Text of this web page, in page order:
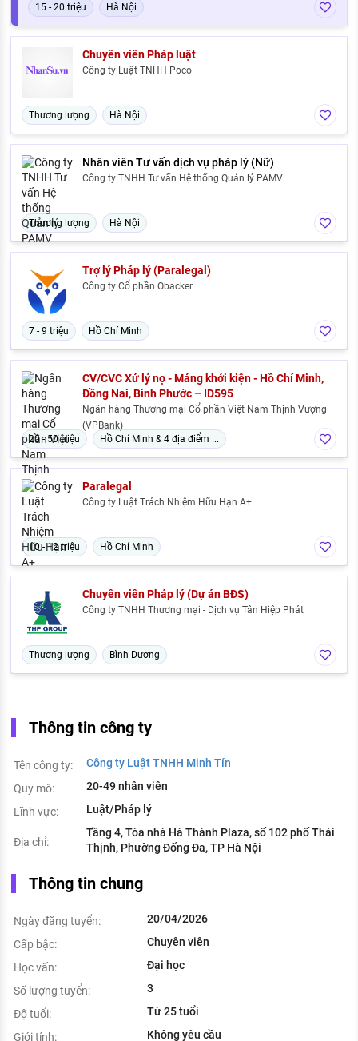
15 - 20 triệu Hà Nội
Chuyên viên Pháp luật
Công ty Luật TNHH Poco
Thương lượng Hà Nội
Nhân viên Tư vấn dịch vụ pháp lý (Nữ)
Công ty TNHH Tư vấn Hệ thống Quản lý PAMV
Thương lượng Hà Nội
Trợ lý Pháp lý (Paralegal)
Công ty Cổ phần Obacker
7 - 9 triệu Hồ Chí Minh
CV/CVC Xử lý nợ - Mảng khởi kiện - Hồ Chí Minh,
Đồng Nai, Bình Phước – ID595
Ngân hàng Thương mại Cổ phần Việt Nam Thịnh Vượng
(VPBank)
20 - 50 triệu
Hồ Chí Minh & 4 địa điểm ...
Paralegal
Công ty Luật Trách Nhiệm Hữu Hạn A+
10 - 12 triệu Hồ Chí Minh
Chuyên viên Pháp lý (Dự án BĐS)
Công ty TNHH Thương mại - Dịch vụ Tân Hiệp Phát
Thương lượng Bình Dương
Thông tin công ty
Tên công ty:
Công ty Luật TNHH Minh Tín
Quy mô:
20-49 nhân viên
Lĩnh vực:
Luật/Pháp lý
Địa chỉ:
Tầng 4, Tòa nhà Hà Thành Plaza, số 102 phố Thái
Thịnh, Phường Đống Đa, TP Hà Nội
Thông tin chung
Ngày đăng tuyển:
20/04/2026
Cấp bậc:
Chuyên viên
Học vấn:
Đại học
Số lượng tuyển:
3
Độ tuổi:
Từ 25 tuổi
Giới tính:
Không yêu cầu